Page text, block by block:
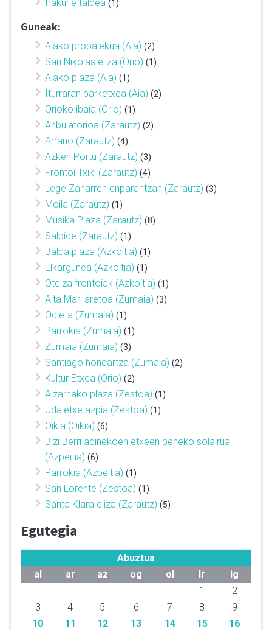
Irakurle taldea (1)
Guneak:
Aiako probalekua (Aia) (2)
San Nikolas eliza (Orio) (1)
Aiako plaza (Aia) (1)
Iturraran parketxea (Aia) (2)
Orioko ibaia (Orio) (1)
Anbulatorioa (Zarautz) (2)
Arrano (Zarautz) (4)
Azken Portu (Zarautz) (3)
Frontoi Txiki (Zarautz) (4)
Lege Zaharren enparantzan (Zarautz) (3)
Moila (Zarautz) (1)
Musika Plaza (Zarautz) (8)
Salbide (Zarautz) (1)
Balda plaza (Azkoitia) (1)
Elkargunea (Azkoitia) (1)
Oteiza frontoiak (Azkoitia) (1)
Aita Mari aretoa (Zumaia) (3)
Odieta (Zumaia) (1)
Parrokia (Zumaia) (1)
Zumaia (Zumaia) (3)
Santiago hondartza (Zumaia) (2)
Kultur Etxea (Orio) (2)
Aizarnako plaza (Zestoa) (1)
Udaletxe azpia (Zestoa) (1)
Oikia (Oikia) (6)
Bizi Berri adinekoen etxeen beheko solairua
(Azpeitia) (6)
Parrokia (Azpeitia) (1)
San Lorente (Zestoa) (1)
Santa Klara eliza (Zarautz) (5)
Egutegia
Abuztua
al
ar az og ol lr
ig
1
2
3
4 5 6 7 8
9
10
11 12 13 14 15
16